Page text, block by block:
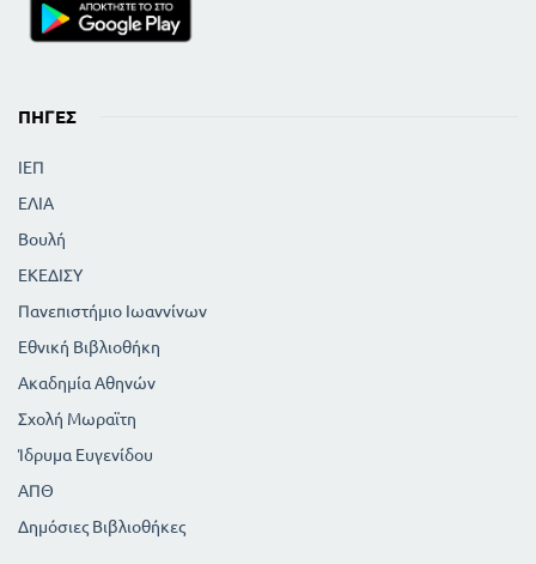
ΠΗΓΈΣ
ΙΕΠ
ΕΛΙΑ
Βουλή
ΕΚΕΔΙΣΥ
Πανεπιστήμιο Ιωαννίνων
Εθνική Βιβλιοθήκη
Ακαδημία Αθηνών
Σχολή Μωραϊτη
Ίδρυμα Ευγενίδου
ΑΠΘ
Δημόσιες Βιβλιοθήκες